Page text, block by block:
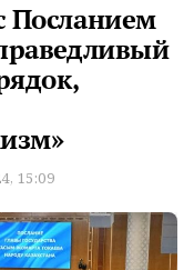
Посланием
15:09